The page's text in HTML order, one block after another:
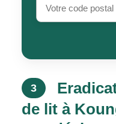
3
de lit à